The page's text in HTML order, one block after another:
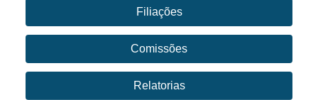
Filiações
Comissões
Relatorias